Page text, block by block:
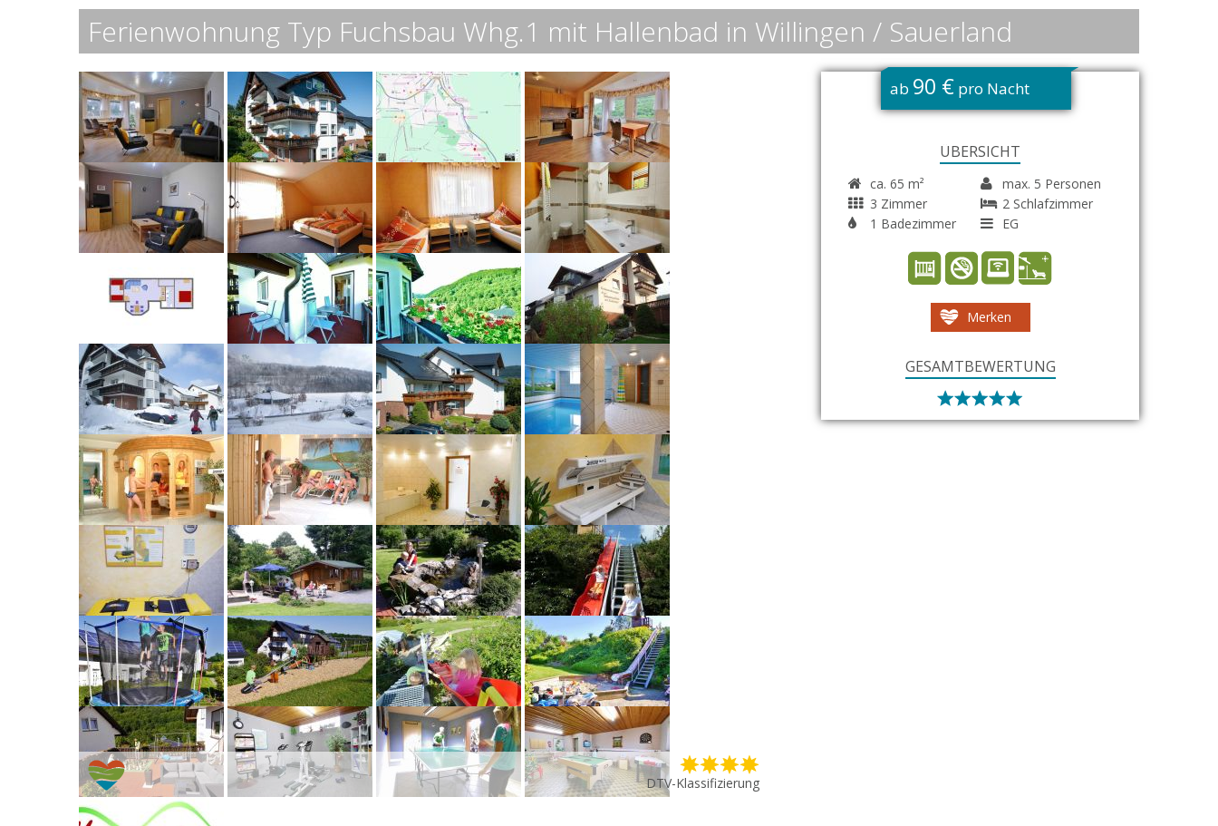
Ferienwohnung Typ Fuchsbau Whg.1 mit Hallenbad in Willingen / Sauerland
DTV-Klassifizierung
ab 90 € pro Nacht
ÜBERSICHT
ca. 65 m²
max. 5 Personen
3 Zimmer
2 Schlafzimmer
1 Badezimmer
EG
Merken
GESAMTBEWERTUNG